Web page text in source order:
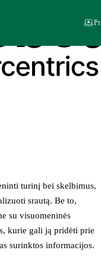
turinį bei skelbimus,
srautą. Be to,
su visuomeninės
kurie gali ją pridėti prie
surinktos informacijos.